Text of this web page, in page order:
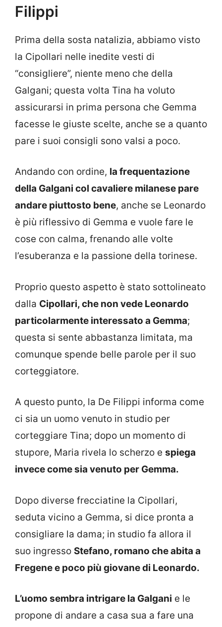
Filippi
Prima della sosta natalizia, abbiamo visto
la Cipollari nelle inedite vesti di
“consigliere”, niente meno che della
Galgani; questa volta Tina ha voluto
assicurarsi in prima persona che Gemma
facesse le giuste scelte, anche se a quanto
pare i suoi consigli sono valsi a poco.
Andando con ordine, la frequentazione
della Galgani col cavaliere milanese pare
andare piuttosto bene, anche se Leonardo
è più riflessivo di Gemma e vuole fare le
cose con calma, frenando alle volte
l’esuberanza e la passione della torinese.
Proprio questo aspetto è stato sottolineato
dalla Cipollari, che non vede Leonardo
particolarmente interessato a Gemma;
questa si sente abbastanza limitata, ma
comunque spende belle parole per il suo
corteggiatore.
A questo punto, la De Filippi informa come
ci sia un uomo venuto in studio per
corteggiare Tina; dopo un momento di
stupore, Maria rivela lo scherzo e spiega
invece come sia venuto per Gemma.
Dopo diverse frecciatine la Cipollari,
seduta vicino a Gemma, si dice pronta a
consigliare la dama; in studio fa allora il
suo ingresso Stefano, romano che abita a
Fregene e poco più giovane di Leonardo.
L’uomo sembra intrigare la Galgani e le
propone di andare a casa sua a fare una